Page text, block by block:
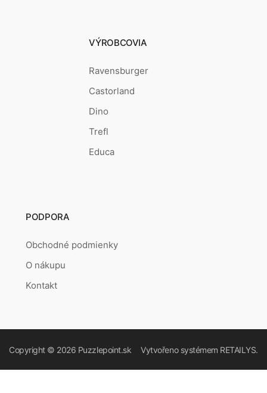
VÝROBCOVIA
Ravensburger
Castorland
Dino
Trefl
Educa
PODPORA
Obchodné podmienky
O nákupu
Kontakt
Copyright © 2026 Puzzlepoint.sk Vytvořeno systémem RETAILYS.